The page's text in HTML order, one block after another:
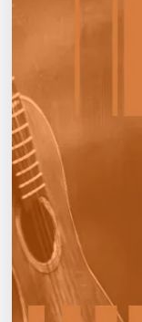
Спорт
События
Города
Площадки
Артисты